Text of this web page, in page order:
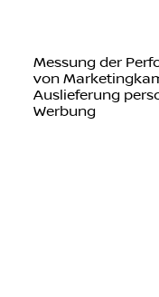
Messung der
von
Auslieferung
Werbung